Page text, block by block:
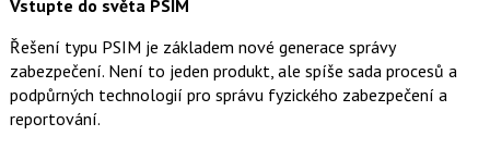
Vstupte do světa PSIM
Řešení typu PSIM je základem nové generace správy
zabezpečení. Není to jeden produkt, ale spíše sada procesů a
podpůrných technologií pro správu fyzického zabezpečení a
reportování.